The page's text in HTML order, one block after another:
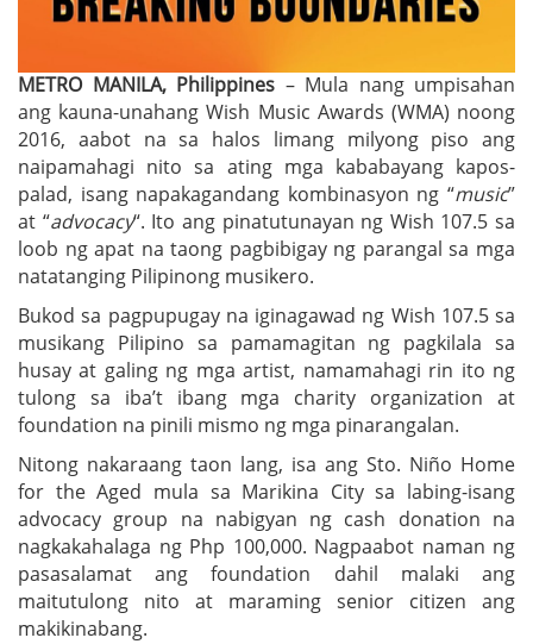
METRO MANILA, Philippines – Mula nang umpisahan
ang kauna-unahang Wish Music Awards (WMA) noong
2016, aabot na sa halos limang milyong piso ang
naipamahagi nito sa ating mga kababayang kapos-
palad, isang napakagandang kombinasyon ng “music”
at “advocacy“. Ito ang pinatutunayan ng Wish 107.5 sa
loob ng apat na taong pagbibigay ng parangal sa mga
natatanging Pilipinong musikero.
Bukod sa pagpupugay na iginagawad ng Wish 107.5 sa
musikang Pilipino sa pamamagitan ng pagkilala sa
husay at galing ng mga artist, namamahagi rin ito ng
tulong sa iba’t ibang mga charity organization at
foundation na pinili mismo ng mga pinarangalan.
Nitong nakaraang taon lang, isa ang Sto. Niño Home
for the Aged mula sa Marikina City sa labing-isang
advocacy group na nabigyan ng cash donation na
nagkakahalaga ng Php 100,000. Nagpaabot naman ng
pasasalamat ang foundation dahil malaki ang
maitutulong nito at maraming senior citizen ang
makikinabang.